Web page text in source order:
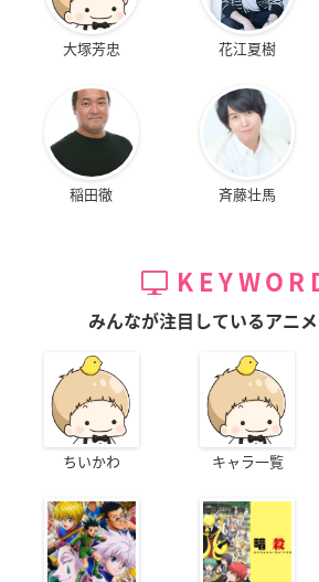
大塚芳忠 花江夏樹
稲田徹 斉藤壮馬
みんなが注目しているアニ
ちいかわ キャラ一覧